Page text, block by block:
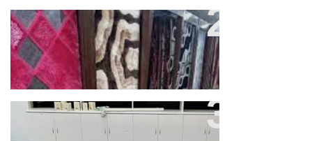
تعدد الاستخدام لموكيت البلاط من
شركتنا بالرياض
ارخص فرش ارضيات موكيت وسجاد
بحي الخليج